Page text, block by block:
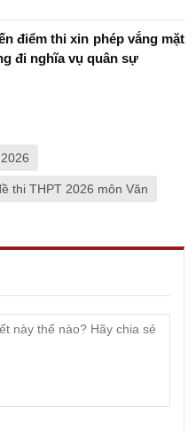
điểm thi xin phép vắng mặt
đi nghĩa vụ quân sự
thi THPT 2026 môn Văn